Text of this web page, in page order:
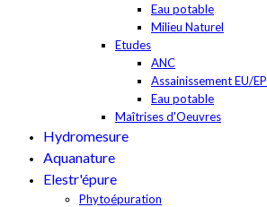
Eau potable
Milieu Naturel
Etudes
ANC
Assainissement EU/EP
Eau potable
Maîtrises d'Oeuvres
Hydromesure
Aquanature
Elestr'épure
Phytoépuration